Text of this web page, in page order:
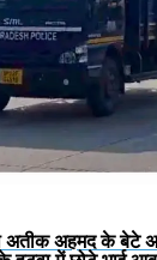
अतीक अहमद के बेटे